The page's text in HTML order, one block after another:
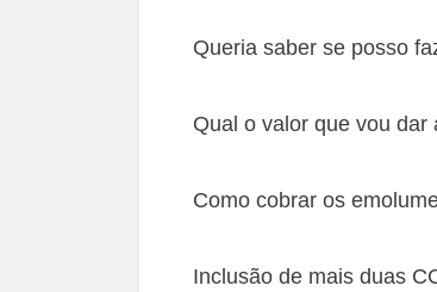
Queria saber se posso
Qual o valor que vou dar
Como cobrar os
Inclusão de mais duas